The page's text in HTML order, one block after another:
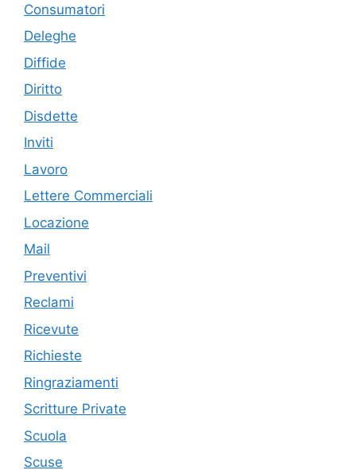
Consumatori
Deleghe
Diffide
Diritto
Disdette
Inviti
Lavoro
Lettere Commerciali
Locazione
Mail
Preventivi
Reclami
Ricevute
Richieste
Ringraziamenti
Scritture Private
Scuola
Scuse